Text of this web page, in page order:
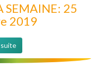
SEMAINE: 25
2019
suite